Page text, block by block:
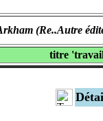
(Re..Autre
titre